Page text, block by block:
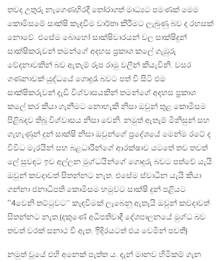
තවද උතුරු නැගෙණහිරදී තෝරාගත් මාධ්‍යට පමණක් මෙම
කොමිසමේ සාක්ෂි කැදවීම වාර්තා කිරීමට ලැබුණු බව ද රහසක්
නොවේ. එසේම බොහෝ සාක්ෂිවාරයන් වල සාක්ෂිදුන්
සාක්ෂිකරුවන් තමන්ගේ අදහස ප්‍රකාශ කලේ ගැඹුරු
වේදනාවකින් බව ඇතැම් රූප රාමු වලින් කියැවිනි. වසර
ගණනාවක් යුද්ධයේ ගොදුරැ බවට පත් වී සිටි එම
සාක්ෂිකරුවන් දැඩි විශ්වාසයකින් තමන්ගේ අදහස ප්‍රකාශ
කලේ කර කියා ගැනීමට නොහැකි නිසා ඔවුන් තුළ කොමිසම
පිළිබදව තිබූ විශ්වාසය නිසා වෙනි. නමුත් ඇතැම් මිනිසුන් සහ
ගැහැණුන් දුන් සාක්ෂි නිසා ඔවුන්ගේ ප්‍රදේශයේ මෙන්ම රටේ ද
විවිධ මැරයින් සහ බළධාරීන්ගේ ආරක්ෂාව යටතේ තව තවත්
ලේ සුවඳට ඉව අල්ලන මුග්ධයින්ගේ ගොදුරු බවට පත්වේ යැයි
ඔවුන් කවදාවත් සිතන්නට නැත. එසේම ස්වාධීන යැයි කියා
ගන්නා ජනාධිපති කොමිසම හමුවට සාක්ෂි දුන් පළියට
‛‛4වෙනි තට්ටුවට’’ කැඳවීමක් ලැබෙනු ඇතැයි ඔවුන් කවදාවත්
සිතන්නට නැත.(දකුණේ අධිපතිවාදී දේශපාලනයේ මුග්ධ බව
තවත් වරක් සනාථ වී ඇත. ඉිදිරයටත් එය වෙමින් පවතී)
නමුත් වූයේ එහි අනෙක් පැත්ත ය. දැන් මානව හිමිකම් ගැන